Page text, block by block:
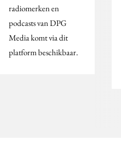
radiomerken en
podcasts van DPG
Media komt via dit
platform beschikbaar.